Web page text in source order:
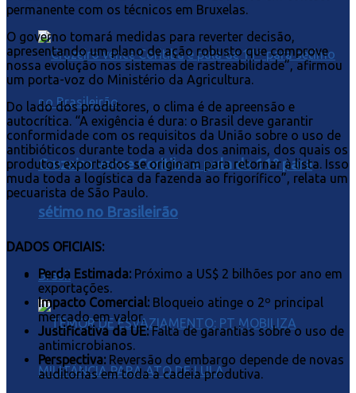
Cruzeiro vence Coritiba e pula de 11º para
sétimo no Brasileirão
Brasil
permanente com os técnicos em Bruxelas.
O governo tomará medidas para reverter decisão,
apresentando um plano de ação robusto que comprove
nossa evolução nos sistemas de rastreabilidade”, afirmou
um porta-voz do Ministério da Agricultura.
Do lado dos produtores, o clima é de apreensão e
autocrítica. “A exigência é dura: o Brasil deve garantir
conformidade com os requisitos da União sobre o uso de
antibióticos durante toda a vida dos animais, dos quais os
produtos exportados se originam para retornar à lista. Isso
muda toda a logística da fazenda ao frigorífico”, relata um
pecuarista de São Paulo.
DADOS OFICIAIS:
Perda Estimada: Próximo a US$ 2 bilhões por ano em
exportações.
Impacto Comercial: Bloqueio atinge o 2º principal
mercado em valor.
Justificativa da UE:Falta de garantias sobre o uso de
antimicrobianos.
Perspectiva: Reversão do embargo depende de novas
auditorias em toda a cadeia produtiva.